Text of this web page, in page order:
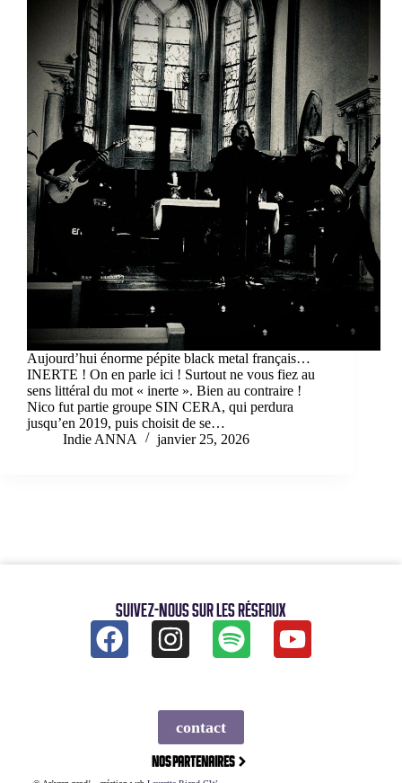
Aujourd’hui énorme pépite black metal français…
INERTE ! On en parle ici ! Surtout ne vous fiez au
sens littéral du mot « inerte ». Bien au contraire !
Nico fut partie groupe SIN CERA, qui perdura
jusqu’en 2019, puis choisit de se…
Indie ANNA
janvier 25, 2026
Suivez-nous sur les réseaux
contact
Nos partenaires